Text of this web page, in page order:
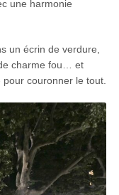
une harmonie
un écrin de verdure,
charme fou… et
couronner le tout.